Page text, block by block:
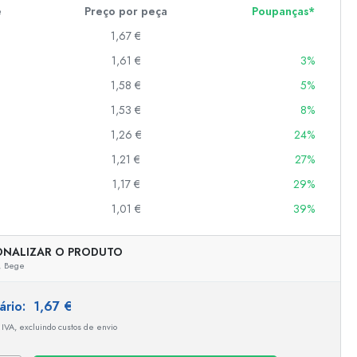
Preço por peça
Poupanças*
1,67 €
1,61 €
3%
1,58 €
5%
1,53 €
8%
1,26 €
24%
1,21 €
27%
1,17 €
29%
1,01 € 39%
O PRODUTO
Bege
1,67 €
excluindo custos de envio